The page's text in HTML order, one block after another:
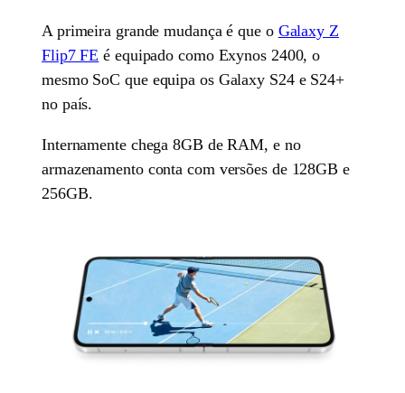
A primeira grande mudança é que o Galaxy Z
Flip7 FE é equipado como Exynos 2400, o
mesmo SoC que equipa os Galaxy S24 e S24+
no país.
Internamente chega 8GB de RAM, e no
armazenamento conta com versões de 128GB e
256GB.